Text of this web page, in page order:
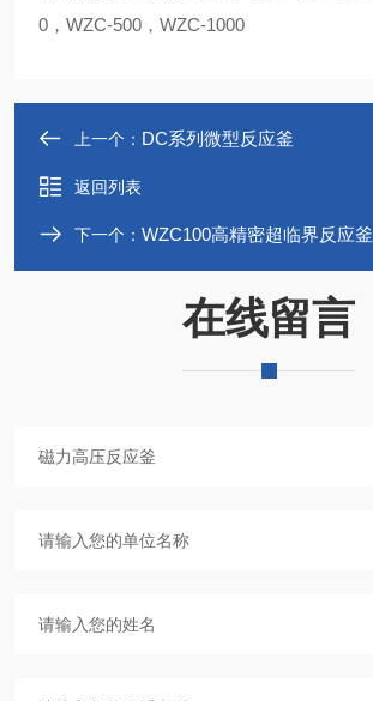
0，WZC-500，WZC-1000
上一个： DC系列微型反应釜
返回列表
下一个： WZC100高精密超临界反应釜
在线留言